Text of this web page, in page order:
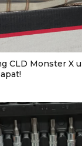
CLD Monster X